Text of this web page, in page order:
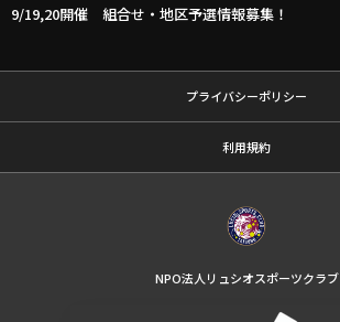
9/19,20開催 組合せ・地区予選情報募集！
プライバシーポリシー
利用規約
NPO法人リュシオスポーツクラブ